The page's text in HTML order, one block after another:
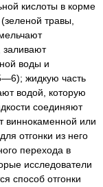
кислоты в корме
травы,
заливают
воды и
жидкую часть
водой, которую
соединяют
виннокаменной или
отгонки из него
перехода в
исследователи
способ отгонки